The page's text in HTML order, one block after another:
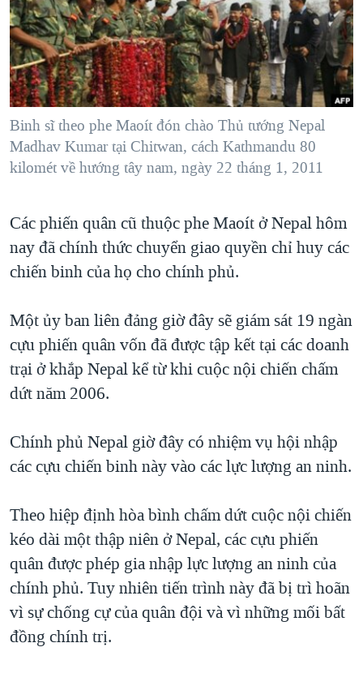
"Tìm"NGƯỜI VIỆT HẢI NGOẠI
ĐỜI SỐNG
KINH TẾ
KHOA HỌC
SỨC KHOẺ
VĂN HOÁ
GIÁO DỤC
TẠI
HÀNH TRÌNH BẦU CỬ 2024
MỘT NĂM CHIẾN TRANH TẠI DẢI GAZA
GIẢI MÃ VÀNH ĐAI & CON ĐƯỜNG
NGÀY TỊ NẠN THẾ GIỚI
TRỊNH VĨNH BÌNH - NGƯỜI HẠ 'BÊN THẮNG CUỘC'
GROUND ZERO – XƯA VÀ NAY
CÁC GIÁ TRỊ CỘNG HÒA Ở VIỆT NAM
THƯỢNG ĐỈNH TRUMP-KIM TẠI VIỆT NAM
NGƯ DÂN VIỆT VÀ LÀN SÓNG TRỘM HẢI SÂM
BÊN KIA QUỐC LỘ: TIẾNG VỌNG TỪ NÔNG THÔN MỸ
VIDEO
NGHE
MẠNG XÃ HỘI
Ngôn ngữ khác
Binh sĩ theo phe Maoít đón chào Thủ tướng Nepal
Madhav Kumar tại Chitwan, cách Kathmandu 80
kilomét về hướng tây nam, ngày 22 tháng 1, 2011
Các phiến quân cũ thuộc phe Maoít ở Nepal hôm
nay đã chính thức chuyển giao quyền chỉ huy các
chiến binh của họ cho chính phủ.
Một ủy ban liên đảng giờ đây sẽ giám sát 19 ngàn
cựu phiến quân vốn đã được tập kết tại các doanh
trại ở khắp Nepal kể từ khi cuộc nội chiến chấm
dứt năm 2006.
Chính phủ Nepal giờ đây có nhiệm vụ hội nhập
các cựu chiến binh này vào các lực lượng an ninh.
Theo hiệp định hòa bình chấm dứt cuộc nội chiến
kéo dài một thập niên ở Nepal, các cựu phiến
quân được phép gia nhập lực lượng an ninh của
chính phủ. Tuy nhiên tiến trình này đã bị trì hoãn
vì sự chống cự của quân đội và vì những mối bất
đồng chính trị.